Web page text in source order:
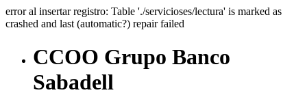
error al insertar registro: Table './servicioses/lectura' is marked as
crashed and last (automatic?) repair failed
CCOO Grupo Banco
Sabadell